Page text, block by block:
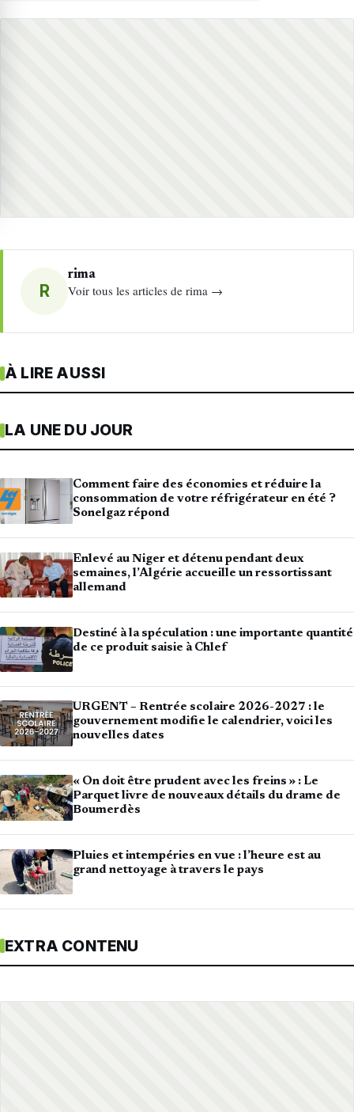
R
rima
Voir tous les articles de rima →
À LIRE AUSSI
LA UNE DU JOUR
Comment faire des économies et réduire la
consommation de votre réfrigérateur en été ?
Sonelgaz répond
Enlevé au Niger et détenu pendant deux
semaines, l’Algérie accueille un ressortissant
allemand
Destiné à la spéculation : une importante quantité
de ce produit saisie à Chlef
URGENT – Rentrée scolaire 2026-2027 : le
gouvernement modifie le calendrier, voici les
nouvelles dates
« On doit être prudent avec les freins » : Le
Parquet livre de nouveaux détails du drame de
Boumerdès
Pluies et intempéries en vue : l’heure est au
grand nettoyage à travers le pays
EXTRA CONTENU